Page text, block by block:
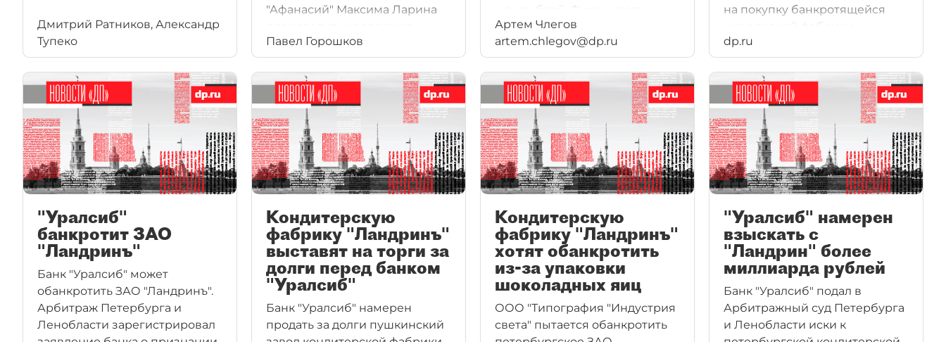
Дмитрий Ратников, Александр
Тупеко
"Афанасий" Максима Ларина
медовуху под брендом "Охота
нашего". Голландцы усмотрели
в этом названии сходство со
своим брендом "Охота".
Павел Горошков
млн рублей. Фирма–должник,
судя по косвенным признакам,
связана с экс–чиновниками
Смольного.
Артем Члегов
artem.chlegov@dp.ru
на покупку банкротящейся
шоколадной фабрики
"Ландрин" в Петербурге.
"Руско" предложило за бизнес
203 млн рублей.
dp.ru
"Уралсиб"
банкротит ЗАО
"Ландринъ"
Банк "Уралсиб" может
обанкротить ЗАО "Ландринъ".
Арбитраж Петербурга и
Ленобласти зарегистрировал
Кондитерскую
фабрику "Ландринъ"
выставят на торги за
долги перед банком
"Уралсиб"
Банк "Уралсиб" намерен
продать за долги пушкинский
Кондитерскую
фабрику "Ландринъ"
хотят обанкротить
из-за упаковки
шоколадных яиц
ООО "Типография "Индустрия
света" пытается обанкротить
"Уралсиб" намерен
взыскать с
"Ландрин" более
миллиарда рублей
Банк "Уралсиб" подал в
Арбитражный суд Петербурга
и Ленобласти иски к